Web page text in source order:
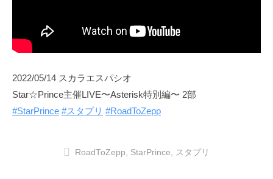
2022/05/14 スカラエスパシオ
Star☆Prince主催LIVE〜Asterisk特別編〜 2部
#StarPrince #スタプリ #RoadToZepp
RoadToZepp, StarPrince, スタプリ